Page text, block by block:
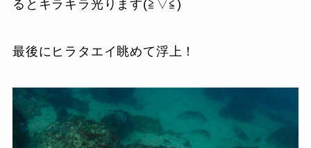
るとキラキラ光ります(≧▽≦)
最後にヒラタエイ眺めて浮上！